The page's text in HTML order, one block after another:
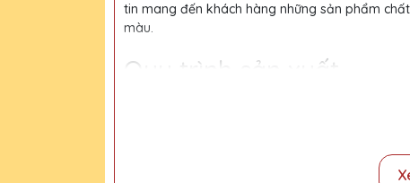
tin mang đến khách hàng những sản phẩm
màu.
Quy trình sản xuất